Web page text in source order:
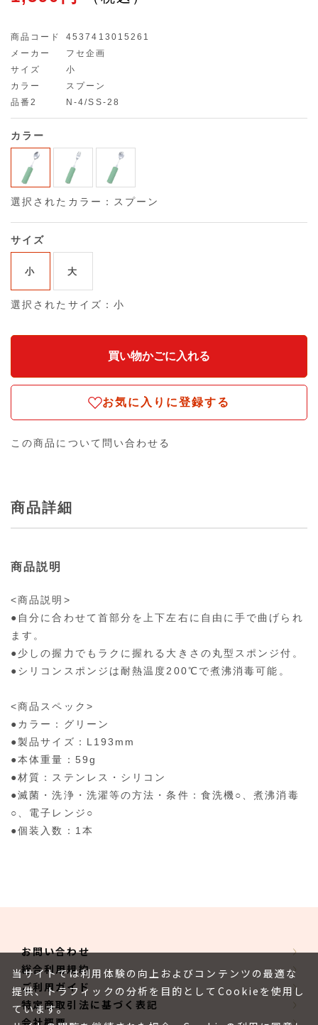
商品コード
4537413015261
メーカー
フセ企画
サイズ
小
カラー
スプーン
品番2
N-4/SS-28
カラー
選択されたカラー：スプーン
サイズ
小 大
選択されたサイズ：小
お気に入りに登録する
この商品について問い合わせる
商品詳細
商品説明
<商品説明>
●自分に合わせて首部分を上下左右に自由に手で曲げられ
ます。
●少しの握力でもラクに握れる大きさの丸型スポンジ付。
●シリコンスポンジは耐熱温度200℃で煮沸消毒可能。
<商品スペック>
●カラー：グリーン
●製品サイズ：L193mm
●本体重量：59g
●材質：ステンレス・シリコン
●滅菌・洗浄・洗濯等の方法・条件：食洗機○、煮沸消毒
○、電子レンジ○
●個装入数：1本
お問い合わせ
総合利用規約
ご利用ガイド
特定商取引法に基づく表記
会社概要
当サイトでは利用体験の向上およびコンテンツの最適な
提供、トラフィックの分析を目的としてCookieを使用し
ています。